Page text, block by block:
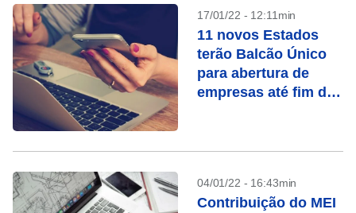
17/01/22 - 12:11min
11 novos Estados
terão Balcão Único
para abertura de
empresas até fim de
04/01/22 - 16:43min
Contribuição do MEI